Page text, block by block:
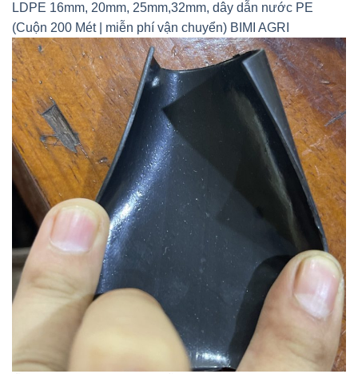
LDPE 16mm, 20mm, 25mm,32mm, dây dẫn nước PE
(Cuộn 200 Mét | miễn phí vận chuyển) BIMI AGRI